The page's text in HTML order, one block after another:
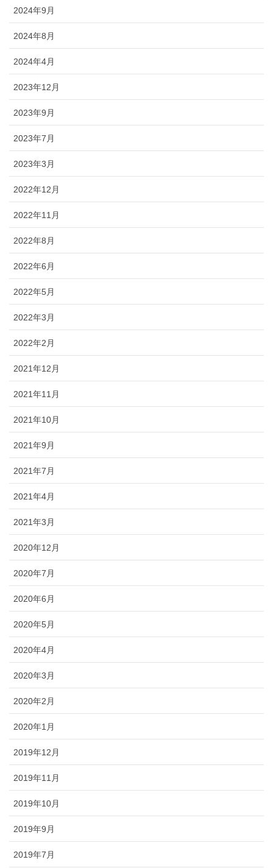
2024年9月
2024年8月
2024年4月
2023年12月
2023年9月
2023年7月
2023年3月
2022年12月
2022年11月
2022年8月
2022年6月
2022年5月
2022年3月
2022年2月
2021年12月
2021年11月
2021年10月
2021年9月
2021年7月
2021年4月
2021年3月
2020年12月
2020年7月
2020年6月
2020年5月
2020年4月
2020年3月
2020年2月
2020年1月
2019年12月
2019年11月
2019年10月
2019年9月
2019年7月